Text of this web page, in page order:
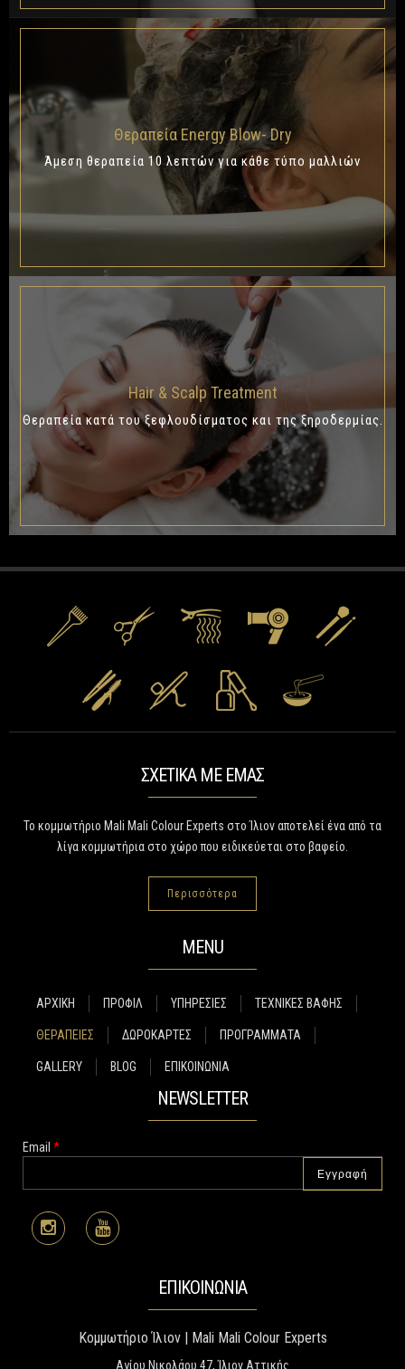
Θεραπεία Energy Blow- Dry
Άμεση θεραπεία 10 λεπτών για κάθε τύπο μαλλιών
Hair & Scalp Treatment
Θεραπεία κατά του ξεφλουδίσματος και της ξηροδερμίας.
ΣΧΕΤΙΚΑ ΜΕ ΕΜΑΣ
Το κομμωτήριο Mali Mali Colour Experts στο Ίλιον αποτελεί ένα από τα
λίγα κομμωτήρια στο χώρο που ειδικεύεται στο βαφείο.
Περισσότερα
MENU
ΑΡΧΙΚΗ ΠΡΟΦΙΛ ΥΠΗΡΕΣΙΕΣ ΤΕΧΝΙΚΕΣ ΒΑΦΗΣ
ΘΕΡΑΠΕΙΕΣ ΔΩΡΟΚΑΡΤΕΣ ΠΡΟΓΡΑΜΜΑΤΑ
GALLERY BLOG ΕΠΙΚΟΙΝΩΝΙΑ
NEWSLETTER
Email *
ΕΠΙΚΟΙΝΩΝΙΑ
Κομμωτήριο Ίλιον | Mali Mali Colour Experts
Αγίου Νικολάου 47, Ίλιον Αττικής